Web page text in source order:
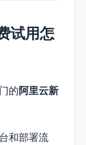
试用怎
的阿里云新
和部署流